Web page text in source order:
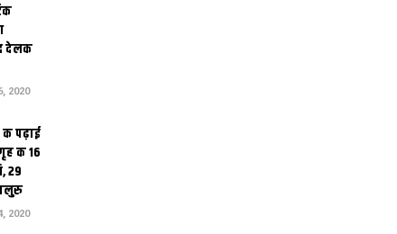
देलक
2020
पढ़ाई
क 16
29
2020